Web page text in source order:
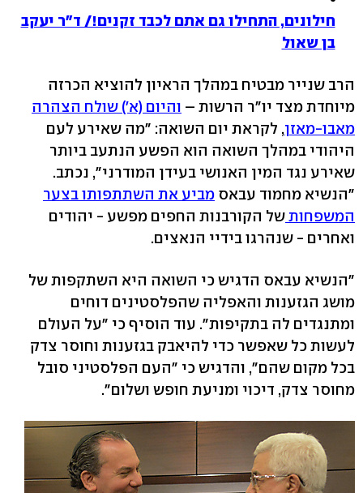
חילונים, התחילו גם אתם לכבד זקנים!/ ד"ר יעקב
בן שאול
הרב שנייר מבטיח במהלך הראיון להוציא הכרזה
מיוחדת מצד יו"ר הרשות – והיום (א') שולח הצהרה
מאבו-מאזן, לקראת יום השואה: "מה שאירע לעם
היהודי במהלך השואה הוא הפשע הנתעב ביותר
שאירע נגד המין האנושי בעידן המודרני", נכתב.
"הנשיא מחמוד עבאס מביע את השתתפותו בצער
המשפחותשל הקורבנות החפים מפשע - יהודים
ואחרים - שנהרגו בידיי הנאצים.
"הנשיא עבאס הדגיש כי השואה היא השתקפות של
מושג הגזענות והאפליה שהפלסטינים דוחים
ומתנגדים לה בתקיפות". עוד הוסיף כי "על העולם
לעשות כל שאפשר כדי להיאבק בגזענות וחוסר צדק
בכל מקום שהם", והדגיש כי "העם הפלסטיני סובל
מחוסר צדק, דיכוי ומניעת חופש ושלום".